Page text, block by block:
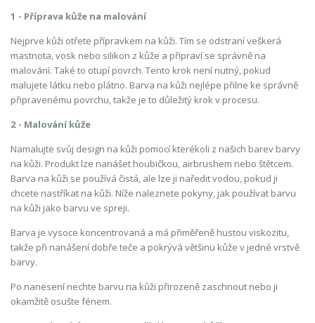
1 - Příprava kůže na malování
Nejprve kůži otřete přípravkem na kůži. Tím se odstraní veškerá
mastnota, vosk nebo silikon z kůže a připraví se správně na
malování. Také to otupí povrch. Tento krok není nutný, pokud
malujete látku nebo plátno. Barva na kůži nejlépe přilne ke správně
připravenému povrchu, takže je to důležitý krok v procesu.
2 - Malování kůže
Namalujte svůj design na kůži pomocí kterékoli z našich barev barvy
na kůži. Produkt lze nanášet houbičkou, airbrushem nebo štětcem.
Barva na kůži se používá čistá, ale lze ji naředit vodou, pokud ji
chcete nastříkat na kůži. Níže naleznete pokyny, jak používat barvu
na kůži jako barvu ve spreji.
Barva je vysoce koncentrovaná a má přiměřeně hustou viskozitu,
takže při nanášení dobře teče a pokrývá většinu kůže v jedné vrstvě
barvy.
Po nanesení nechte barvu na kůži přirozeně zaschnout nebo ji
okamžitě osušte fénem.